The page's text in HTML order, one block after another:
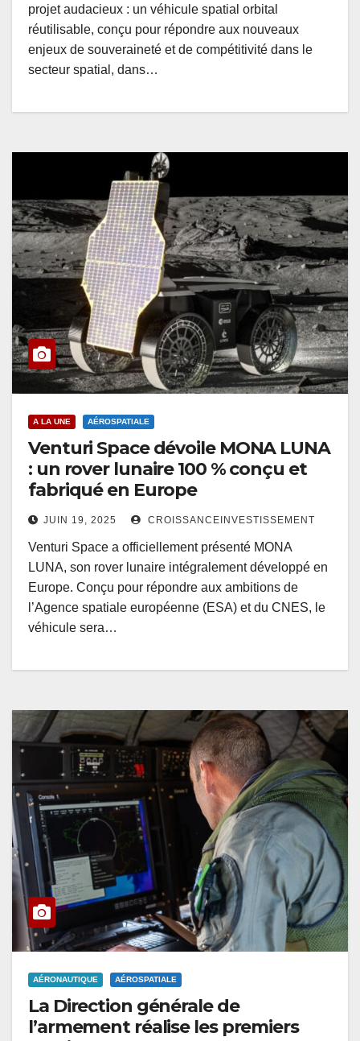
projet audacieux : un véhicule spatial orbital
réutilisable, conçu pour répondre aux nouveaux
enjeux de souveraineté et de compétitivité dans le
secteur spatial, dans…
A LA UNE AÉROSPATIALE
Venturi Space dévoile MONA LUNA
: un rover lunaire 100 % conçu et
fabriqué en Europe
JUIN 19, 2025 CROISSANCEINVESTISSEMENT
Venturi Space a officiellement présenté MONA
LUNA, son rover lunaire intégralement développé en
Europe. Conçu pour répondre aux ambitions de
l’Agence spatiale européenne (ESA) et du CNES, le
véhicule sera…
AÉRONAUTIQUE AÉROSPATIALE
La Direction générale de
l’armement réalise les premiers